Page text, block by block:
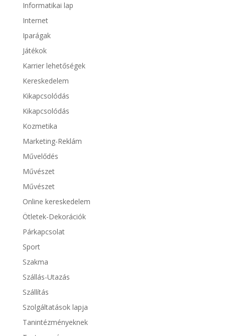
Informatikai lap
Internet
Iparágak
Játékok
Karrier lehetőségek
Kereskedelem
Kikapcsolódás
Kikapcsolódás
Kozmetika
Marketing-Reklám
Művelődés
Művészet
Művészet
Online kereskedelem
Ötletek-Dekorációk
Párkapcsolat
Sport
Szakma
Szállás-Utazás
Szállítás
Szolgáltatások lapja
Tanintézményeknek